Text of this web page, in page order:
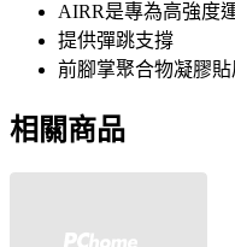
AIRR是專為高強度
提供彈跳支撐
前腳掌聚合物凝膠
相關商品